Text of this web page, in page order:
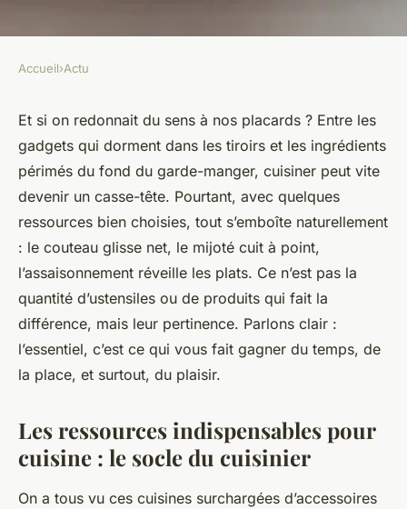
Top équipements efficaces
pour améliorer votre cuisine
Anicette •27/05/2026 13:58•10 min de lecture
Accueil›Actu
Et si on redonnait du sens à nos placards ? Entre les
gadgets qui dorment dans les tiroirs et les ingrédients
périmés du fond du garde-manger, cuisiner peut vite
devenir un casse-tête. Pourtant, avec quelques
ressources bien choisies, tout s’emboîte naturellement
: le couteau glisse net, le mijoté cuit à point,
l’assaisonnement réveille les plats. Ce n’est pas la
quantité d’ustensiles ou de produits qui fait la
différence, mais leur pertinence. Parlons clair :
l’essentiel, c’est ce qui vous fait gagner du temps, de
la place, et surtout, du plaisir.
Les ressources indispensables pour
cuisine : le socle du cuisinier
On a tous vu ces cuisines surchargées d’accessoires